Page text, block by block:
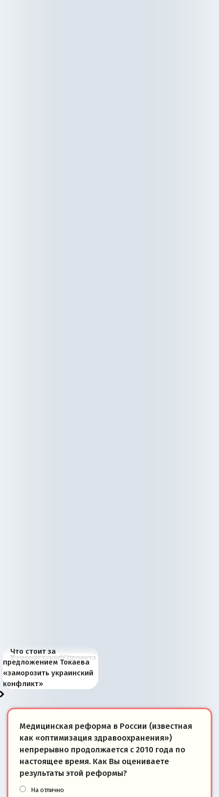
В России назрели
перемены: 15 шагов к
суверенной экономике
Миграционный пожар
Европы
Россия начинает
сбрасывать балласт
Анкориджа
Россия зимой 1904
года: первые уступки во
внутренней политике
Русская нация вчера и
сегодня
Почему правый крах в
Варшаве не поможет её
отношениям с Россией?
Место Науру / Науэро в
современной истории
Южной Осетии
У сионистского проекта
появилось украинское
измерение
Что стоит за
предложением Токаева
«заморозить украинский
конфликт»
Медицинская реформа в России (известная
как «оптимизация здравоохранения»)
непрерывно продолжается с 2010 года по
настоящее время. Как Вы оцениваете
результаты этой реформы?
На отлично